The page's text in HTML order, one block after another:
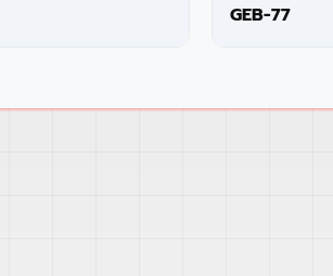
GEB-77